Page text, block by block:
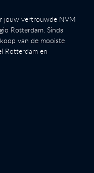
jouw vertrouwde NVM
Rotterdam. Sinds
van de mooiste
Rotterdam en